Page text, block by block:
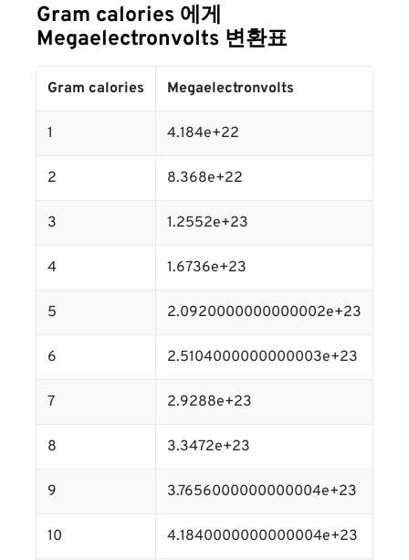
Gram calories 에게
Megaelectronvolts 변환표
Gram calories Megaelectronvolts
1 4.184e+22
2 8.368e+22
3 1.2552e+23
4 1.6736e+23
5 2.0920000000000002e+23
6 2.5104000000000003e+23
7 2.9288e+23
8 3.3472e+23
9 3.7656000000000004e+23
10 4.1840000000000004e+23